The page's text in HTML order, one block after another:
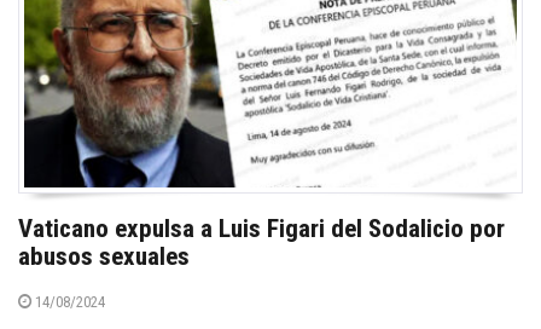
Vaticano expulsa a Luis Figari del Sodalicio por
abusos sexuales
14/08/2024